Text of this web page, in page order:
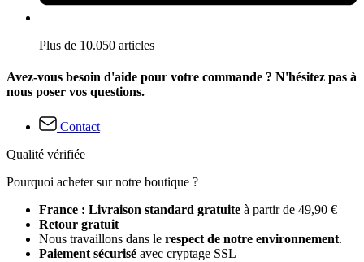
Plus de 10.050 articles
Avez-vous besoin d'aide pour votre commande ? N'hésitez pas à
nous poser vos questions.
Contact
Qualité vérifiée
Pourquoi acheter sur notre boutique ?
France : Livraison standard gratuite à partir de 49,90 €
Retour gratuit
Nous travaillons dans le respect de notre environnement.
Paiement sécurisé avec cryptage SSL